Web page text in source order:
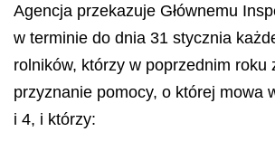
Agencja przekazuje Głównemu
w terminie do dnia 31 stycznia
rolników, którzy w poprzednim roku
przyznanie pomocy, o której mowa
i 4, i którzy: